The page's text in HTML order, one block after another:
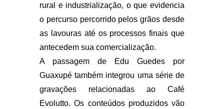
rural e industrialização, o que evidencia
o percurso percorrido pelos grãos desde
as lavouras até os processos finais que
antecedem sua comercialização.
A passagem de Edu Guedes por
Guaxupé também integrou uma série de
gravações relacionadas ao Café
Evolutto. Os conteúdos produzidos vão